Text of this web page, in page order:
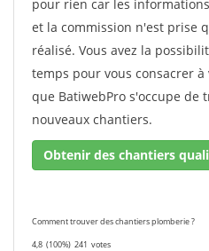
pour rien car les
et la commission n'est prise
réalisé. Vous avez la
temps pour vous consacrer
que BatiwebPro s'occupe de
nouveaux chantiers.
Comment trouver des chantiers plomberie ?
4,8 (100%) 241 votes